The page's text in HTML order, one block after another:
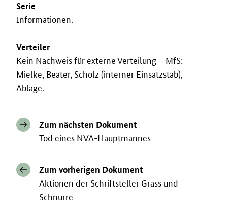
Serie
Informationen.
Verteiler
Kein Nachweis für externe Verteilung – MfS:
Mielke, Beater, Scholz (interner Einsatzstab),
Ablage.
Zum nächsten Dokument
Tod eines NVA-Hauptmannes
Zum vorherigen Dokument
Aktionen der Schriftsteller Grass und
Schnurre